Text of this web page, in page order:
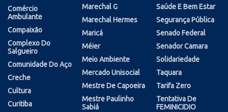
Comércio
Ambulante
Compaixão
Complexo Do
Salgueiro
Comunidade Do Aço
Creche
Cultura
Curitiba
Marechal G
Marechal Hermes
Maricá
Méier
Meio Ambiente
Mercado Unisocial
Mestre De Capoeira
Mestre Paulinho
Sabiá
Saúde E Bem Estar
Segurança Pública
Senado Federal
Senador Camara
Solidariedade
Taquara
Tarifa Zero
Tentativa De
FEMINICIDIO